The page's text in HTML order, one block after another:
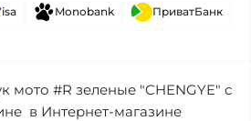
Monobank ПриватБанк
мото #R зеленые "CHENGYE" с
в Интернет-магазине